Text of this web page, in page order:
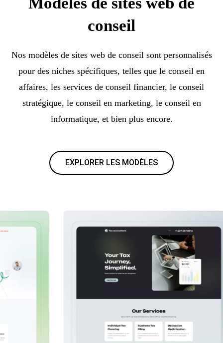
conseil
Nos modèles de sites web de conseil sont personnalisés
pour des niches spécifiques, telles que le conseil en
affaires, les services de conseil financier, le conseil
stratégique, le conseil en marketing, le conseil en
informatique, et bien plus encore.
EXPLORER LES MODÈLES